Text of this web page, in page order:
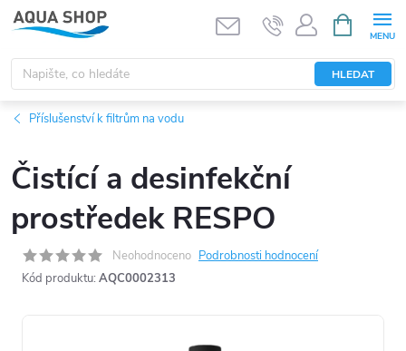
Přejít
na
obsah
HLEDAT
NÁKUPNÍ
KOŠÍK
Příslušenství k filtrům na vodu
Čistící a desinfekční
prostředek RESPO
Neohodnoceno Podrobnosti hodnocení
Kód produktu: AQC0002313